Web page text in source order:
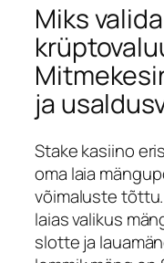
Miks
ja
Stake kasiino
oma laia
võimaluste
laias valikus
slotte ja